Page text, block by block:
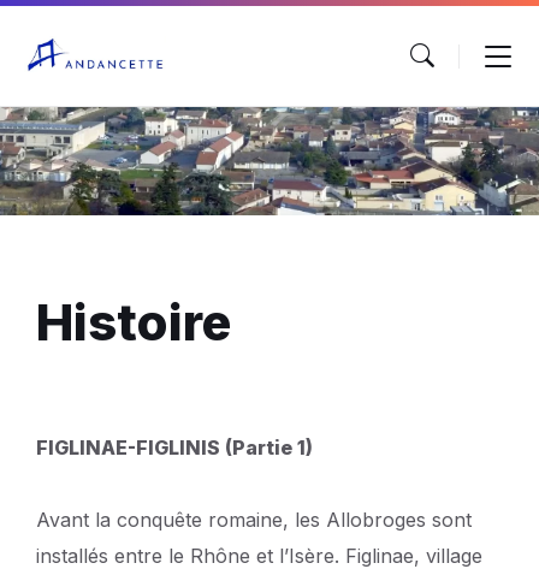
Histoire
FIGLINAE-FIGLINIS (Partie 1)
Avant la conquête romaine, les Allobroges sont
installés entre le Rhône et l’Isère. Figlinae, village